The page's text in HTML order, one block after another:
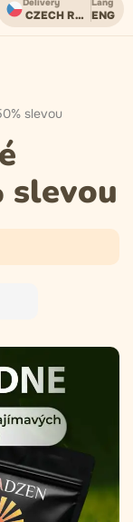
2000 CZK.
CZECH REPUBLIC
ENG
slevou
slevou